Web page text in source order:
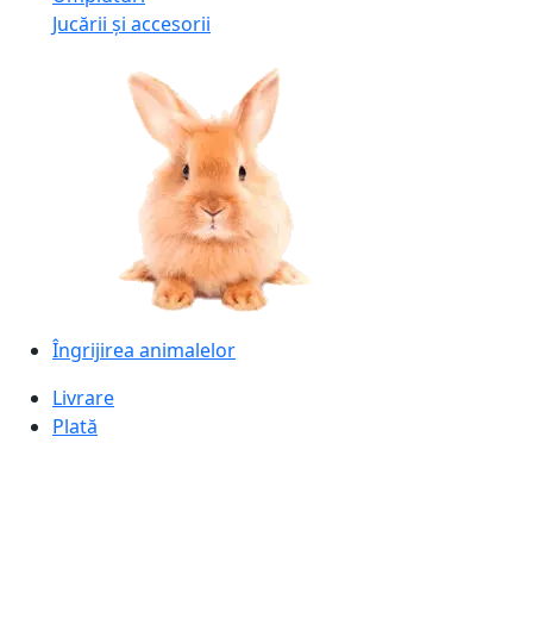
Jucării și accesorii
Îngrijirea animalelor
Livrare
Plată